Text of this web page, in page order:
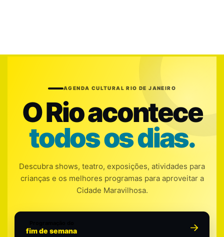
AGENDA CULTURAL RIO DE JANEIRO
O Rio acontece
todos os dias.
Descubra shows, teatro, exposições, atividades para
crianças e os melhores programas para aproveitar a
Cidade Maravilhosa.
fim de semana